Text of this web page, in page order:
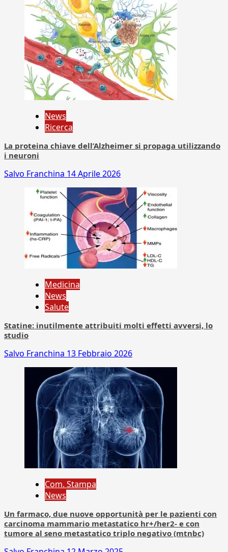
News
Ricerca
La proteina chiave dell’Alzheimer si propaga utilizzando
i neuroni
Salvo Franchina 14 Aprile 2026
Medicina
News
Salute
Statine: inutilmente attribuiti molti effetti avversi, lo
studio
Salvo Franchina 13 Febbraio 2026
Com. Stampa
News
Un farmaco, due nuove opportunità per le pazienti con
carcinoma mammario metastatico hr+/her2- e con
tumore al seno metastatico triplo negativo (mtnbc)